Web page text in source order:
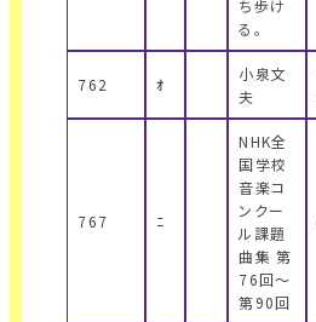
ち歩け
る。
762 ｵ
小泉文
夫
767 ﾆ
NHK全
国学校
音楽コ
ンクー
ル課題
曲集 第
76回～
第90回